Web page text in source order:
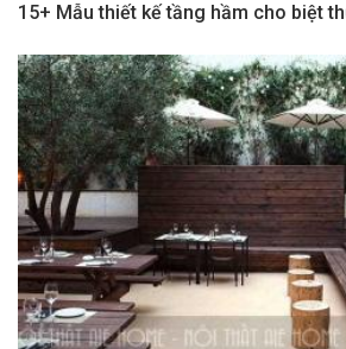
15+ Mẫu thiết kế tầng hầm cho biệt